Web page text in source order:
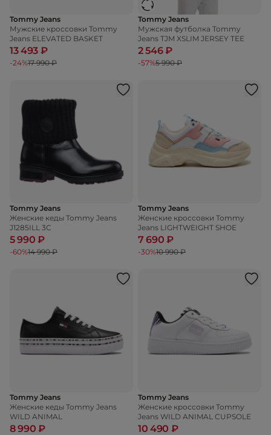
Tommy Jeans
Мужские кроссовки Tommy
Jeans ELEVATED BASKET
13 493 ₽
-24%17 990 ₽
Tommy Jeans
Мужская футболка Tommy
Jeans TJM XSLIM JERSEY TEE
2 546 ₽
-57%5 990 ₽
Tommy Jeans
Женские кеды Tommy Jeans
J1285ILL 3C
5 990 ₽
-60%14 990 ₽
Tommy Jeans
Женские кроссовки Tommy
Jeans LIGHTWEIGHT SHOE
7 690 ₽
-30%10 990 ₽
Tommy Jeans
Женские кеды Tommy Jeans
WILD ANIMAL
8 990 ₽
Tommy Jeans
Женские кроссовки Tommy
Jeans WILD ANIMAL CUPSOLE
10 490 ₽